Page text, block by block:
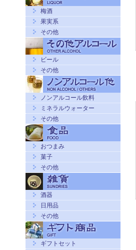
梅酒
果実系
その他
ビール
その他
ノンアルコール飲料
ミネラルウォーター
その他
おつまみ
菓子
その他
酒器
日用品
その他
ギフトセット